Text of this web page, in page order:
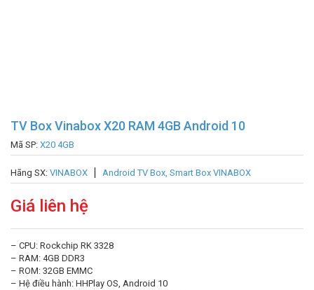
TV Box Vinabox X20 RAM 4GB Android 10
Mã SP: X20 4GB
Hãng SX: VINABOX Android TV Box, Smart Box VINABOX
Giá liên hệ
– CPU: Rockchip RK 3328
– RAM: 4GB DDR3
– ROM: 32GB EMMC
– Hệ điều hành: HHPlay OS, Android 10